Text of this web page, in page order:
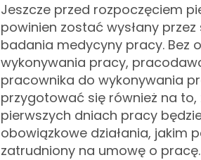
Jeszcze przed rozpoczęciem
powinien zostać wysłany
badania medycyny pracy. Bez
wykonywania pracy,
pracownika do wykonywania
przygotować się również na
pierwszych dniach pracy
obowiązkowe działania, jakim
zatrudniony na umowę o pracę.